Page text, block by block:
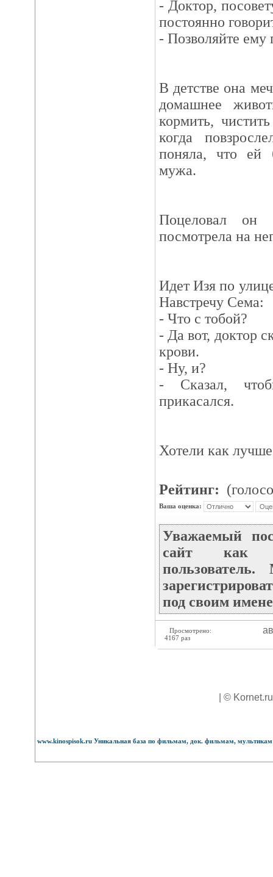
- Доктор,
постоянно
- Позволяйте ему
В детстве она
домашнее
кормить,
когда
поняла, что ей
мужа.
Поцеловал
посмотрела на
Идет Изя по
Навстречу Сема:
- Что с тобой?
- Да вот, доктор
крови.
- Ну, и?
- Сказал,
прикасался.
Хотели как
Рейтинг:
Ваша оценка:
Уважаемый
сайт как
под своим
Просмотрено:
4167 раз
| ©
www.kinospisok.ru Уникальная база по фильмам, док. фильмам,